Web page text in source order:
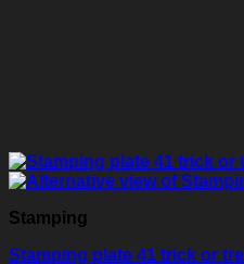
Stamping
Stamping plate 41 trick or